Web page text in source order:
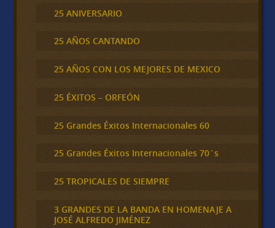
25 ANIVERSARIO
25 AÑOS CANTANDO
25 AÑOS CON LOS MEJORES DE MEXICO
25 ÉXITOS – ORFEÓN
25 Grandes Éxitos Internacionales 60
25 Grandes Éxitos Internacionales 70´s
25 TROPICALES DE SIEMPRE
3 GRANDES DE LA BANDA EN HOMENAJE A
JOSÉ ALFREDO JIMÉNEZ